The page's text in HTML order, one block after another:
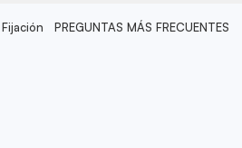
Fijación PREGUNTAS MÁS FRECUENTES